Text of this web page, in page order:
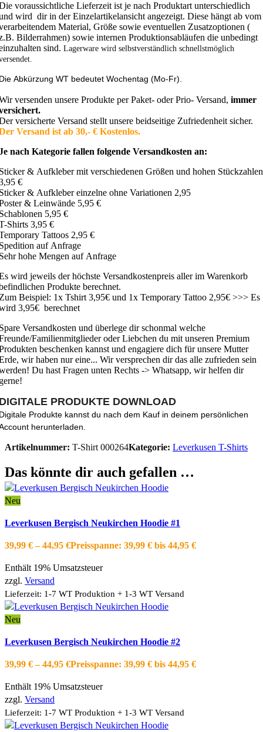
voraussichtliche Lieferzeit ist je nach Produktart unterschiedlich
wird dir in der Einzelartikelansicht angezeigt. Diese hängt ab vom
Material, Größe sowie eventuellen Zusatzoptionen (
Bilderrahmen) sowie internen Produktionsabläufen die unbedingt
sind. Lagerware wird selbstverständlich schnellstmöglich
Abkürzung WT bedeutet Wochentag (Mo-Fr).
versenden unsere Produkte per Paket- oder Prio- Versand, immer
versicherte Versand stellt unsere beidseitige Zufriedenheit sicher.
Versand ist ab 30,- € Kostenlos.
nach Kategorie fallen folgende Versandkosten an:
& Aufkleber mit verschiedenen Größen und hohen Stückzahlen
€
& Aufkleber einzelne ohne Variationen 2,95
& Leinwände 5,95 €
5,95 €
Shirts 3,95 €
Tattoos 2,95 €
auf Anfrage
hohe Mengen auf Anfrage
wird jeweils der höchste Versandkostenpreis aller im Warenkorb
Produkte berechnet.
Beispiel: 1x Tshirt 3,95€ und 1x Temporary Tattoo 2,95€ >>> Es
3,95€ berechnet
Versandkosten und überlege dir schonmal welche
Familienmitglieder oder Liebchen du mit unseren Premium
beschenken kannst und engagiere dich für unsere Mutter
wir haben nur eine... Wir versprechen dir das alle zufrieden sein
Du hast Fragen unten Rechts -> Whatsapp, wir helfen dir
PRODUKTE DOWNLOAD
Produkte kannst du nach dem Kauf in deinem persönlichen
herunterladen.
Artikelnummer: T-Shirt 000264Kategorie: Leverkusen T-Shirts
Das könnte dir auch gefallen …
Neu
Die Optionen können auf der Produktseite gewählt werden
Zur Wishlist hinzufügen
Leverkusen Bergisch Neukirchen Hoodie #1
39,99 € –44,95 €Preisspanne: 39,99 € bis 44,95 €
Enthält 19% Umsatzsteuer
zzgl. Versand
Lieferzeit: 1-7 WT Produktion + 1-3 WT Versand
Neu
Die Optionen können auf der Produktseite gewählt werden
Zur Wishlist hinzufügen
Leverkusen Bergisch Neukirchen Hoodie #2
39,99 € –44,95 €Preisspanne: 39,99 € bis 44,95 €
Enthält 19% Umsatzsteuer
zzgl. Versand
Lieferzeit: 1-7 WT Produktion + 1-3 WT Versand